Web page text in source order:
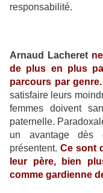
responsabilité.
Arnaud Lacheret
de plus en plus
parcours par genre.
satisfaire leurs
femmes doivent
paternelle.
un avantage dès
présentent. Ce sont
leur père, bien
comme gardienne